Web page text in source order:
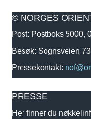
© NORGES
Post: Postboks 5000,
Besøk: Sognsveien
Pressekontakt:
PRESSE
Her finner du